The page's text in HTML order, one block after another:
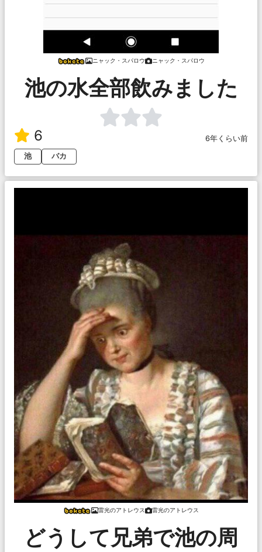
ニャック・スパロウ ニャック・スパロウ
池の水全部飲みました
6
6年くらい前
池
バカ
雷光のアトレウス 雷光のアトレウス
どうして兄弟で池の周